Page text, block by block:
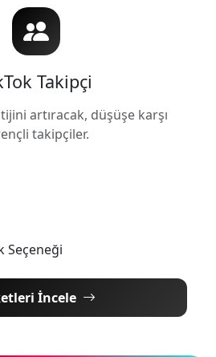
Takipçi
artıracak, düşüşe karşı
takipçiler.
Seçeneği
İncele